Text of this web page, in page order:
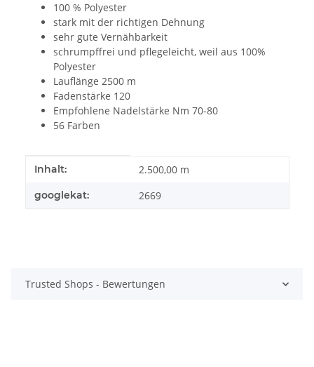
100 % Polyester
stark mit der richtigen Dehnung
sehr gute Vernähbarkeit
schrumpffrei und pflegeleicht, weil aus 100%
Polyester
Lauflänge 2500 m
Fadenstärke 120
Empfohlene Nadelstärke Nm 70-80
56 Farben
Produkteigenschaft
Wert
Inhalt: 2.500,00 m
googlekat: 2669
Trusted Shops - Bewertungen